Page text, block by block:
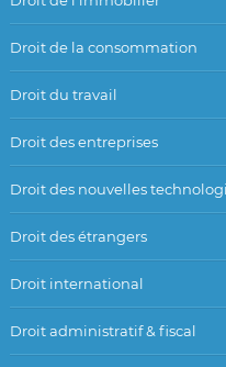
Droit de la consommation
Droit du travail
Droit des entreprises
Droit des nouvelles
Droit des étrangers
Droit international
Droit administratif & fiscal